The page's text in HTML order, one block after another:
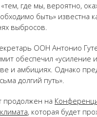
где мы, вероятно,
быть» известна
выбросов.
ООН Антонио
обеспечил «усиление
и амбициях. Однако
долгий путь».
продолжен на
, которая будет